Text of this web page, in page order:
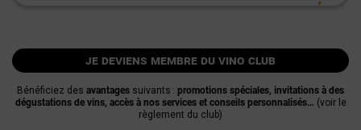
je deviens membre du vino club
Bénéficiez des avantages suivants : promotions spéciales, invitations à des
dégustations de vins, accès à nos services et conseils personnalisés… (voir le
règlement du club)